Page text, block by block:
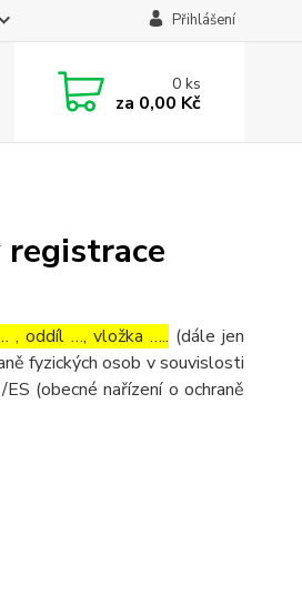
Přihlášení
0ks
za 0,00 Kč
registrace
, oddíl …, vložka ….. (dále jen
fyzických osob v souvislosti
(obecné nařízení o ochraně